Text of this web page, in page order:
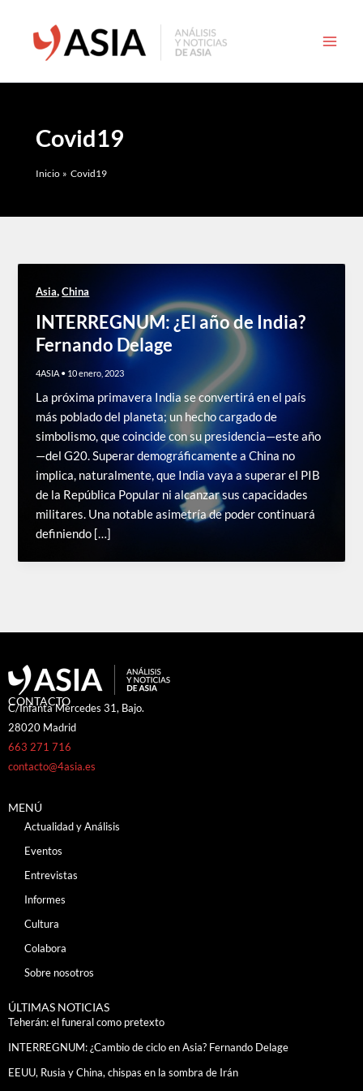
contenido
Covid19
Inicio Covid19
Asia,China
INTERREGNUM: ¿El año de India?
Fernando Delage
4ASIA • 10 enero, 2023
La próxima primavera India se convertirá en el país
más poblado del planeta; un hecho cargado de
simbolismo, que coincide con su presidencia—este año
—del G20. Superar demográficamente a China no
implica, naturalmente, que India vaya a superar el PIB
de la República Popular ni alcanzar sus capacidades
militares. Una notable asimetría de poder continuará
definiendo […]
CONTACTO
C/Infanta Mercedes 31, Bajo.
28020 Madrid
663 271 716
contacto@4asia.es
MENÚ
Actualidad y Análisis
Eventos
Entrevistas
Informes
Cultura
Colabora
Sobre nosotros
ÚLTIMAS NOTICIAS
Teherán: el funeral como pretexto
INTERREGNUM: ¿Cambio de ciclo en Asia? Fernando Delage
EEUU, Rusia y China, chispas en la sombra de Irán